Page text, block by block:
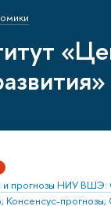
и прогнозы НИУ ВШЭ:
Консенсус-